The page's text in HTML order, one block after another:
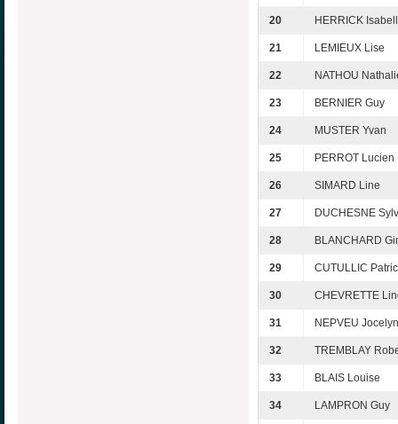
20 HERRICK
21 LEMIEUX Lise
22 NATHOU
23 BERNIER Guy
24 MUSTER Yvan
25 PERROT Lucien
26 SIMARD Line
27 DUCHESNE
28 BLANCHARD
29 CUTULLIC
30 CHEVRETTE
31 NEPVEU
32 TREMBLAY
33 BLAIS Louise
34 LAMPRON Guy